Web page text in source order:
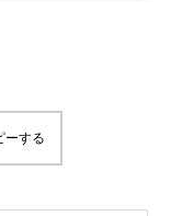
ーする